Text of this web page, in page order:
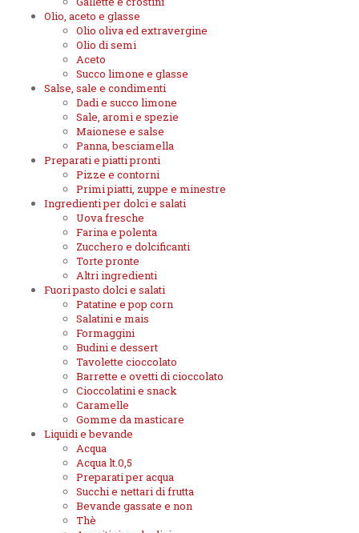
Olio, aceto e glasse
Olio oliva ed extravergine
Olio di semi
Aceto
Succo limone e glasse
Salse, sale e condimenti
Dadi e succo limone
Sale, aromi e spezie
Maionese e salse
Panna, besciamella
Preparati e piatti pronti
Pizze e contorni
Primi piatti, zuppe e minestre
Ingredienti per dolci e salati
Uova fresche
Farina e polenta
Zucchero e dolcificanti
Torte pronte
Altri ingredienti
Fuori pasto dolci e salati
Patatine e pop corn
Salatini e mais
Formaggini
Budini e dessert
Tavolette cioccolato
Barrette e ovetti di cioccolato
Cioccolatini e snack
Caramelle
Gomme da masticare
Liquidi e bevande
Acqua
Acqua lt.0,5
Preparati per acqua
Succhi e nettari di frutta
Bevande gassate e non
Thè